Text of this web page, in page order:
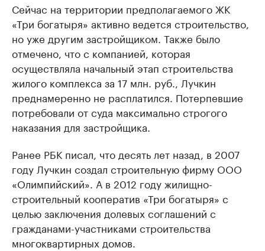
Сейчас на территории предполагаемого ЖК
«Три богатыря» активно ведется строительство,
но уже другим застройщиком. Также было
отмечено, что с компанией, которая
осуществляла начальный этап строительства
жилого комплекса за 17 млн. руб., Лучкин
преднамеренно не расплатился. Потерпевшие
потребовали от суда максимально строгого
наказания для застройщика.
Ранее РБК писал, что десять лет назад, в 2007
году Лучкин создал строительную фирму ООО
«Олимпийский». А в 2012 году жилищно-
строительный кооператив «Три богатыря» с
целью заключения долевых соглашений с
гражданами-участниками строительства
многоквартирных домов.